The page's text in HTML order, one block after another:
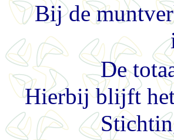
Bij de
De
Hierbij blijft het